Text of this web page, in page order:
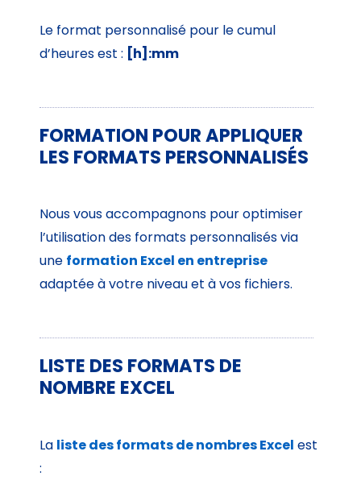
Le format personnalisé pour le cumul
d’heures est : [h]:mm
FORMATION POUR APPLIQUER
LES FORMATS PERSONNALISÉS
Nous vous accompagnons pour optimiser
l’utilisation des formats personnalisés via
une formation Excel en entreprise
adaptée à votre niveau et à vos fichiers.
LISTE DES FORMATS DE
NOMBRE EXCEL
La liste des formats de nombres Excel est
: